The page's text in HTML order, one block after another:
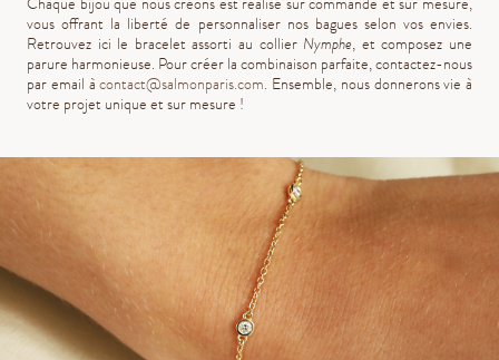
vous offrant la liberté de personnaliser nos bagues selon vos envies.
Retrouvez ici le bracelet assorti au collier Nymphe, et composez une
parure harmonieuse. Pour créer la combinaison parfaite, contactez-nous
par email àcontact@salmonparis.com. Ensemble, nous donnerons vie à
votre projet unique et sur mesure !